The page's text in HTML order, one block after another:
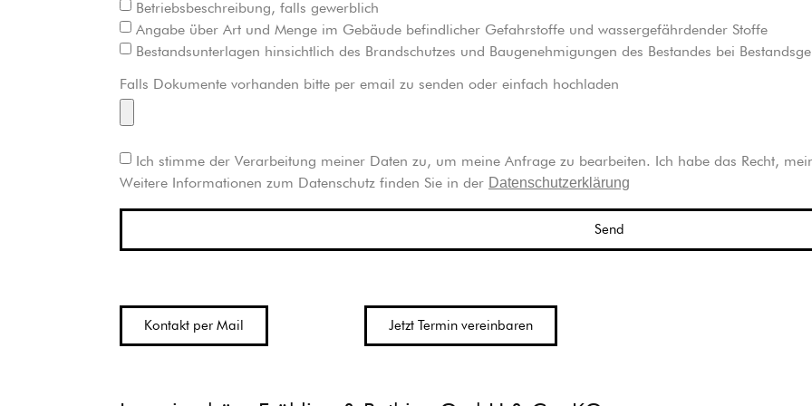
Betriebsbeschreibung, falls gewerblich
Angabe über Art und Menge im Gebäude befindlicher Gefahrstoffe und wassergefährdender Stoffe
Bestandsunterlagen hinsichtlich des Brandschutzes und Baugenehmigungen des Bestandes bei
Falls Dokumente vorhanden bitte per email zu senden oder einfach hochladen
Ich stimme der Verarbeitung meiner Daten zu, um meine Anfrage zu bearbeiten. Ich habe das Recht,
Weitere Informationen zum Datenschutz finden Sie in der Datenschutzerklärung
Send
Kontakt per Mail Jetzt Termin vereinbaren